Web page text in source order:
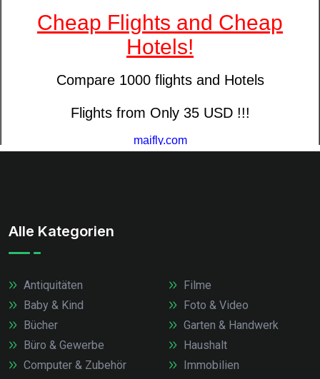
Alle Kategorien
Antiquitäten
Baby & Kind
Bücher
Büro & Gewerbe
Computer & Zubehör
Filme
Foto & Video
Garten & Handwerk
Haushalt
Immobilien